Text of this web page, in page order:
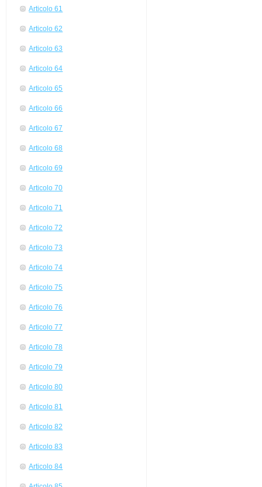
Articolo 61
Articolo 62
Articolo 63
Articolo 64
Articolo 65
Articolo 66
Articolo 67
Articolo 68
Articolo 69
Articolo 70
Articolo 71
Articolo 72
Articolo 73
Articolo 74
Articolo 75
Articolo 76
Articolo 77
Articolo 78
Articolo 79
Articolo 80
Articolo 81
Articolo 82
Articolo 83
Articolo 84